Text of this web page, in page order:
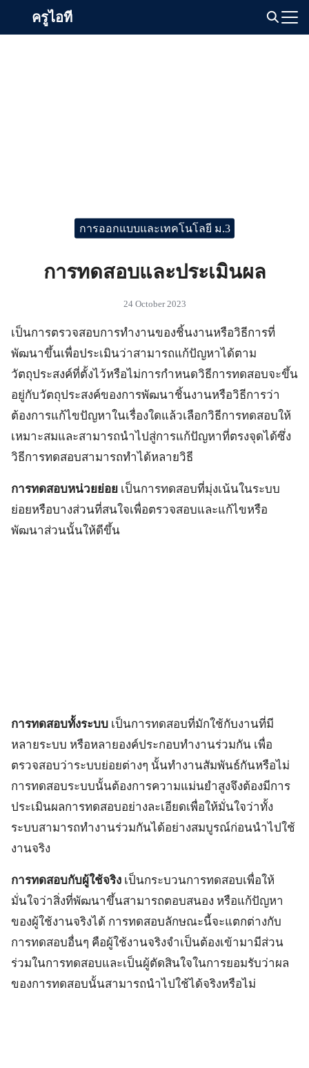
ครูไอที
การออกแบบและเทคโนโลยี ม.3
การทดสอบและประเมินผล
24 October 2023
เป็นการตรวจสอบการทำงานของชิ้นงานหรือวิธีการที่
พัฒนาขึ้นเพื่อประเมินว่าสามารถแก้ปัญหาได้ตาม
วัตถุประสงค์ที่ตั้งไว้หรือไม่การกำหนดวิธีการทดสอบจะขึ้น
อยู่กับวัตถุประสงค์ของการพัฒนาชิ้นงานหรือวิธีการว่า
ต้องการแก้ไขปัญหาในเรื่องใดแล้วเลือกวิธีการทดสอบให้
เหมาะสมและสามารถนำไปสู่การแก้ปัญหาที่ตรงจุดได้ซึ่ง
วิธีการทดสอบสามารถทำได้หลายวิธี
การทดสอบหน่วยย่อย เป็นการทดสอบที่มุ่งเน้นในระบบ
ย่อยหรือบางส่วนที่สนใจเพื่อตรวจสอบและแก้ไขหรือ
พัฒนาส่วนนั้นให้ดีขึ้น
การทดสอบทั้งระบบ เป็นการทดสอบที่มักใช้กับงานที่มี
หลายระบบ หรือหลายองค์ประกอบทำงานร่วมกัน เพื่อ
ตรวจสอบว่าระบบย่อยต่างๆ นั้นทำงานสัมพันธ์กันหรือไม่
การทดสอบระบบนั้นต้องการความแม่นยำสูงจึงต้องมีการ
ประเมินผลการทดสอบอย่างละเอียดเพื่อให้มั่นใจว่าทั้ง
ระบบสามารถทำงานร่วมกันได้อย่างสมบูรณ์ก่อนนำไปใช้
งานจริง
การทดสอบกับผู้ใช้จริง เป็นกระบวนการทดสอบเพื่อให้
มั่นใจว่าสิ่งที่พัฒนาขึ้นสามารถตอบสนอง หรือแก้ปัญหา
ของผู้ใช้งานจริงได้ การทดสอบลักษณะนี้จะแตกต่างกับ
การทดสอบอื่นๆ คือผู้ใช้งานจริงจำเป็นต้องเข้ามามีส่วน
ร่วมในการทดสอบและเป็นผู้ตัดสินใจในการยอมรับว่าผล
ของการทดสอบนั้นสามารถนำไปใช้ได้จริงหรือไม่